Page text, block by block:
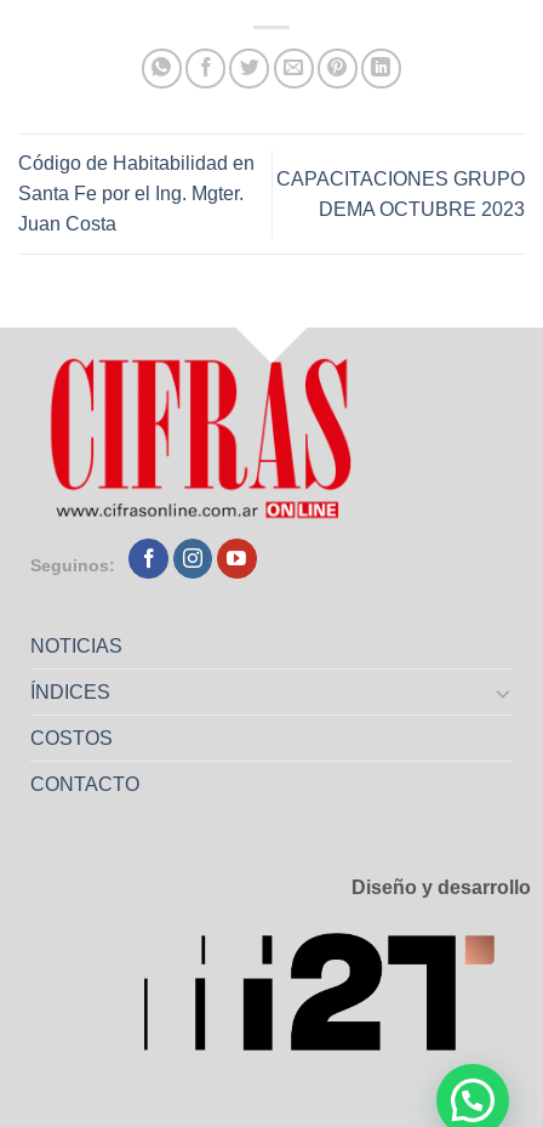
Código de Habitabilidad en
Santa Fe por el Ing. Mgter.
Juan Costa
CAPACITACIONES GRUPO
DEMA OCTUBRE 2023
Seguinos:
NOTICIAS
ÍNDICES
COSTOS
CONTACTO
Diseño y desarrollo